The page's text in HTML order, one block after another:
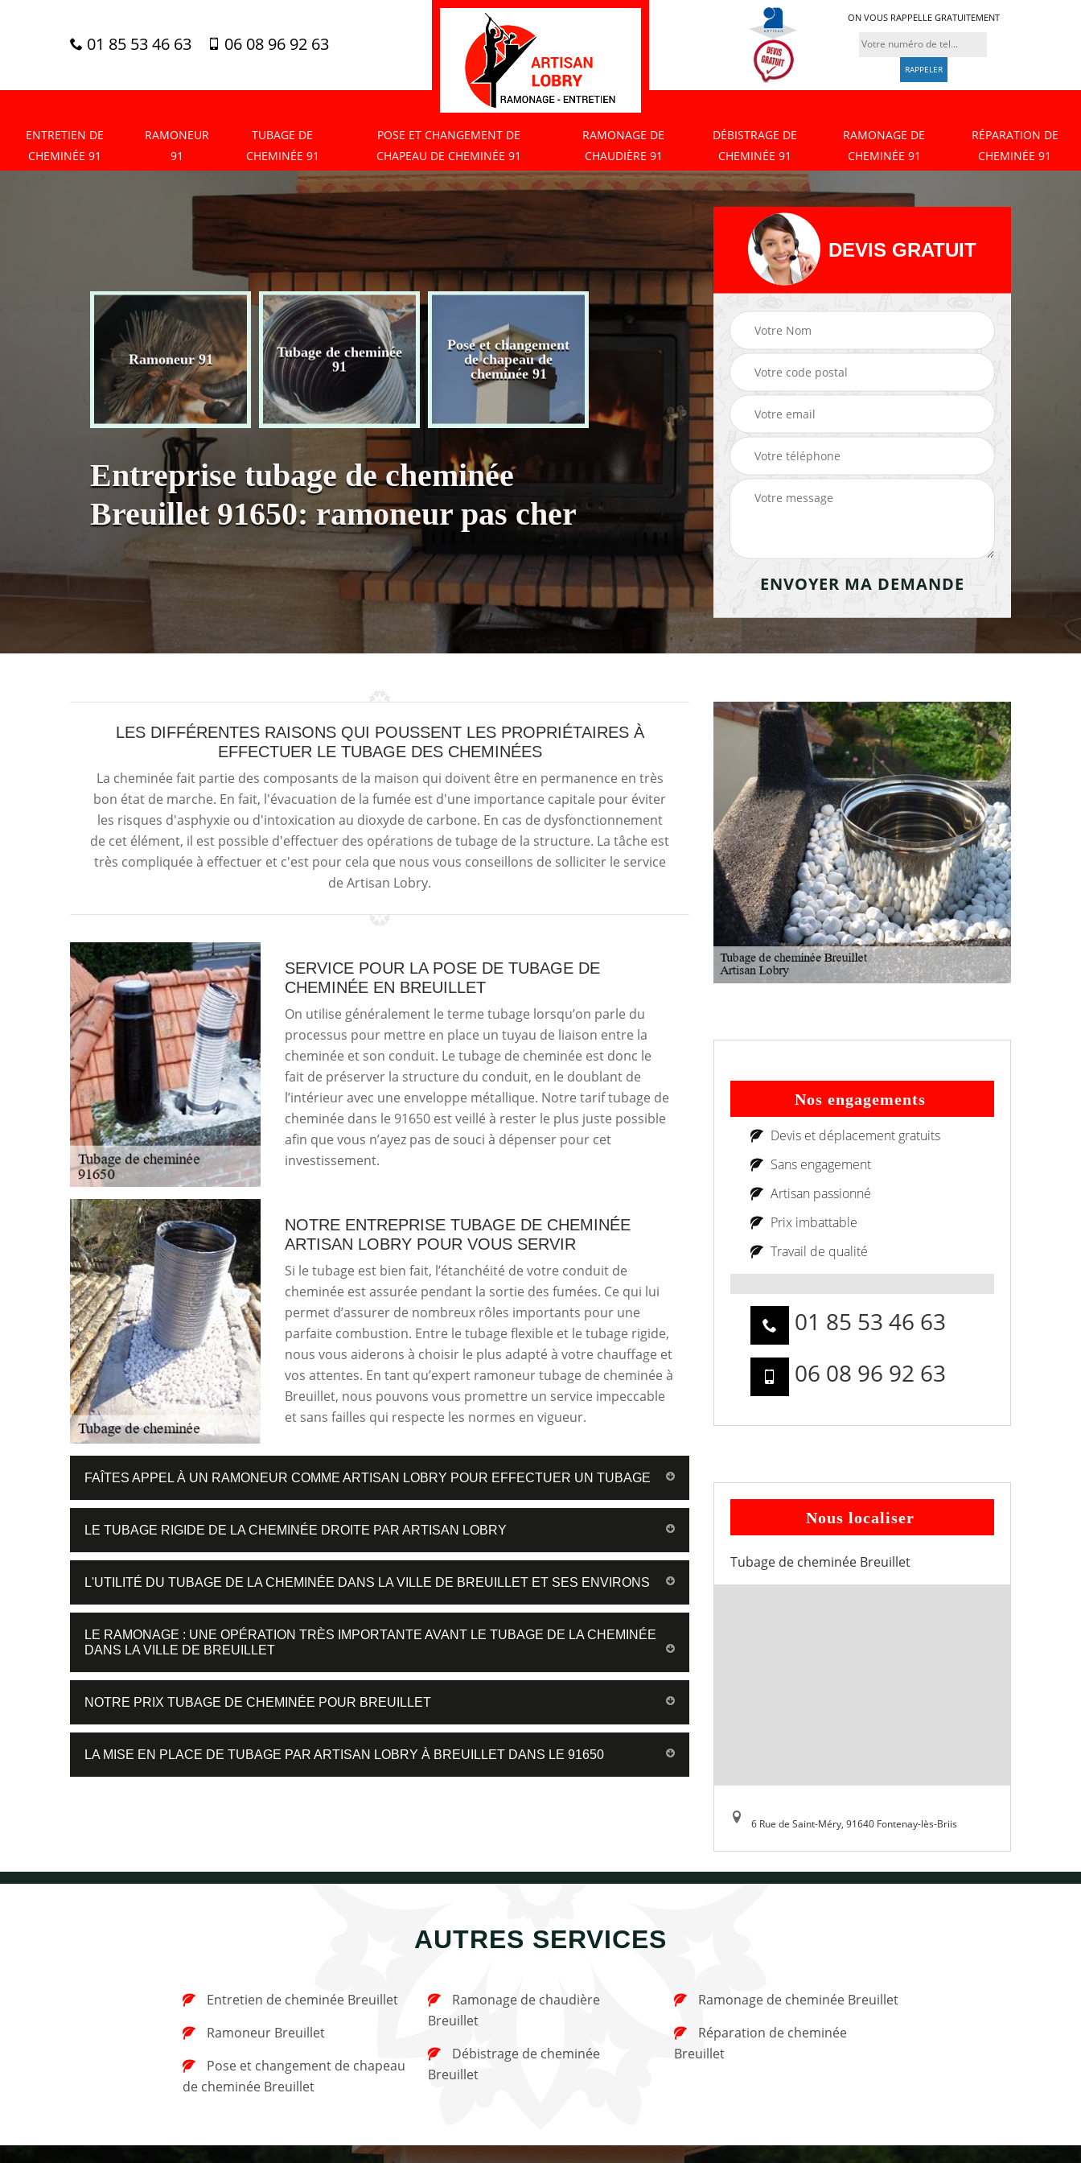
01 85 53 46 63 06 08 96 92 63
ON VOUS RAPPELLE GRATUITEMENT
ENTRETIEN DE
CHEMINÉE 91
RAMONEUR
91
TUBAGE DE
CHEMINÉE 91
POSE ET CHANGEMENT DE
CHAPEAU DE CHEMINÉE 91
RAMONAGE DE
CHAUDIÈRE 91
DÉBISTRAGE DE
CHEMINÉE 91
RAMONAGE DE
CHEMINÉE 91
RÉPARATION DE
CHEMINÉE 91
Ramoneur 91
Tubage de cheminée
91
Pose et changement
de chapeau de
cheminée 91
Ramonage de
chaudière 91
Débistrage de
cheminée 91
Ramonage de
cheminée 91
Entreprise tubage de cheminée
Breuillet 91650: ramoneur pas cher
DEVIS GRATUIT
LES DIFFÉRENTES RAISONS QUI POUSSENT LES PROPRIÉTAIRES À
EFFECTUER LE TUBAGE DES CHEMINÉES
La cheminée fait partie des composants de la maison qui doivent être en permanence en très
bon état de marche. En fait, l'évacuation de la fumée est d'une importance capitale pour éviter
les risques d'asphyxie ou d'intoxication au dioxyde de carbone. En cas de dysfonctionnement
de cet élément, il est possible d'effectuer des opérations de tubage de la structure. La tâche est
très compliquée à effectuer et c'est pour cela que nous vous conseillons de solliciter le service
de Artisan Lobry.
SERVICE POUR LA POSE DE TUBAGE DE
CHEMINÉE EN BREUILLET
On utilise généralement le terme tubage lorsqu’on parle du
processus pour mettre en place un tuyau de liaison entre la
cheminée et son conduit. Le tubage de cheminée est donc le
fait de préserver la structure du conduit, en le doublant de
l’intérieur avec une enveloppe métallique. Notre tarif tubage de
cheminée dans le 91650 est veillé à rester le plus juste possible
afin que vous n’ayez pas de souci à dépenser pour cet
investissement.
NOTRE ENTREPRISE TUBAGE DE CHEMINÉE
ARTISAN LOBRY POUR VOUS SERVIR
Si le tubage est bien fait, l’étanchéité de votre conduit de
cheminée est assurée pendant la sortie des fumées. Ce qui lui
permet d’assurer de nombreux rôles importants pour une
parfaite combustion. Entre le tubage flexible et le tubage rigide,
nous vous aiderons à choisir le plus adapté à votre chauffage et
vos attentes. En tant qu’expert ramoneur tubage de cheminée à
Breuillet, nous pouvons vous promettre un service impeccable
et sans failles qui respecte les normes en vigueur.
FAÎTES APPEL À UN RAMONEUR COMME ARTISAN LOBRY POUR EFFECTUER UN TUBAGE
LE TUBAGE RIGIDE DE LA CHEMINÉE DROITE PAR ARTISAN LOBRY
L'UTILITÉ DU TUBAGE DE LA CHEMINÉE DANS LA VILLE DE BREUILLET ET SES ENVIRONS
LE RAMONAGE : UNE OPÉRATION TRÈS IMPORTANTE AVANT LE TUBAGE DE LA CHEMINÉE
DANS LA VILLE DE BREUILLET
NOTRE PRIX TUBAGE DE CHEMINÉE POUR BREUILLET
LA MISE EN PLACE DE TUBAGE PAR ARTISAN LOBRY À BREUILLET DANS LE 91650
Nos engagements
Devis et déplacement gratuits
Sans engagement
Artisan passionné
Prix imbattable
Travail de qualité
01 85 53 46 63
06 08 96 92 63
Nous localiser
Tubage de cheminée Breuillet
6 Rue de Saint-Méry, 91640 Fontenay-lès-Briis
AUTRES SERVICES
Entretien de cheminée Breuillet
Ramoneur Breuillet
de cheminée Breuillet
Breuillet
Breuillet
Ramonage de cheminée Breuillet
Breuillet